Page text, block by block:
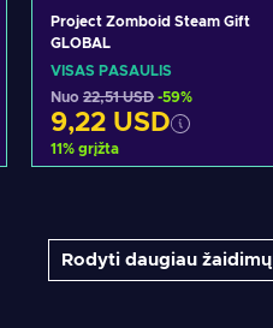
Project Zomboid Steam Gift
GLOBAL
VISAS PASAULIS
Nuo 22,51 USD -59%
9,22 USD
11% grįžta
Peržiūrėti pasiūlymus
Rodyti daugiau žaidimų